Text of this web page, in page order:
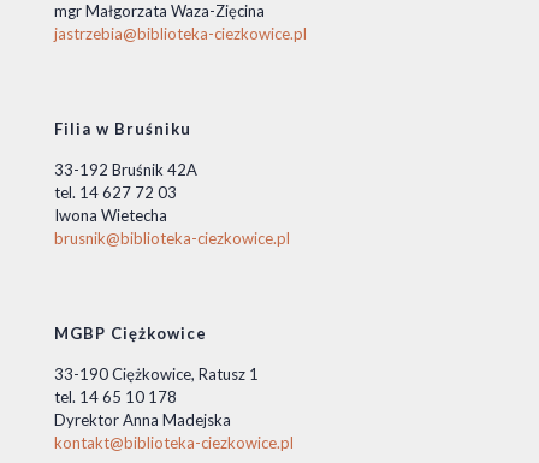
mgr Małgorzata Waza-Zięcina
jastrzebia@biblioteka-ciezkowice.pl
Filia w Bruśniku
33-192 Bruśnik 42A
tel. 14 627 72 03
Iwona Wietecha
brusnik@biblioteka-ciezkowice.pl
MGBP Ciężkowice
33-190 Ciężkowice, Ratusz 1
tel. 14 65 10 178
Dyrektor Anna Madejska
kontakt@biblioteka-ciezkowice.pl